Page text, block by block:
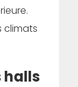
climats
halls